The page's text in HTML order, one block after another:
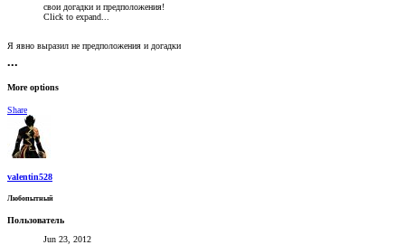
свои догадки и предположения!
Click to expand...
Я явно выразил не предположения и догадки
•••
More options
Share
valentin528
Любопытный
Пользователь
Jun 23, 2012